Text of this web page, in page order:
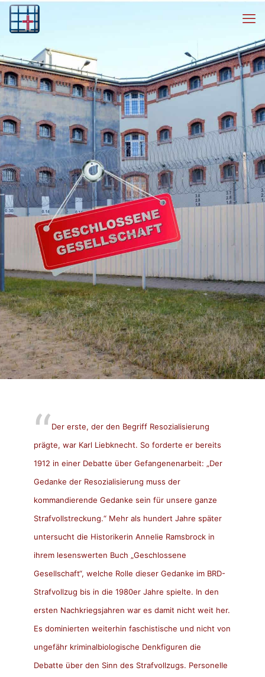
Der erste, der den Begriff Resozialisierung
prägte, war Karl Liebknecht. So forderte er bereits
1912 in einer Debatte über Gefangenenarbeit: „Der
Gedanke der Resozialisierung muss der
kommandierende Gedanke sein für unsere ganze
Strafvollstreckung.“ Mehr als hundert Jahre später
untersucht die Historikerin Annelie Ramsbrock in
ihrem lesenswerten Buch „Geschlossene
Gesellschaft“, welche Rolle dieser Gedanke im BRD-
Strafvollzug bis in die 1980er Jahre spielte. In den
ersten Nachkriegsjahren war es damit nicht weit her.
Es dominierten weiterhin faschistische und nicht von
ungefähr kriminalbiologische Denkfiguren die
Debatte über den Sinn des Strafvollzugs. Personelle